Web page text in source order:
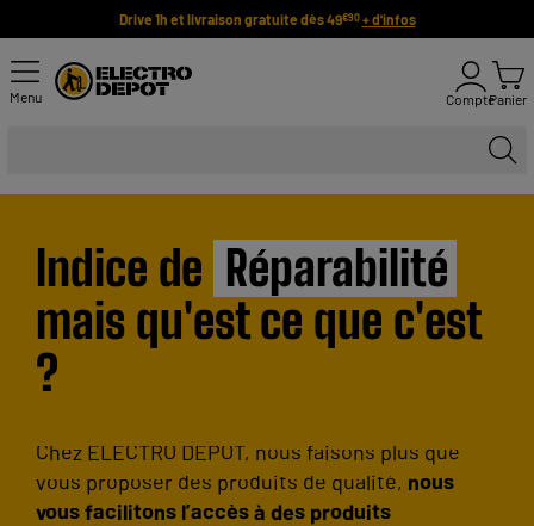
Drive 1h et livraison gratuite dès 49€90 + d'infos
Menu ComptePanier
Indice de Réparabilité
mais qu'est ce que c'est
?
Chez ELECTRO DEPOT, nous faisons plus que
vous proposer des produits de qualité, nous
vous facilitons l’accès à des produits